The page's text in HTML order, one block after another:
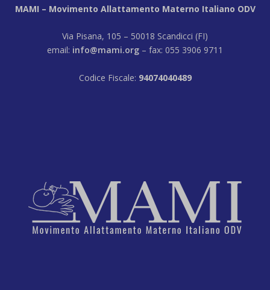
MAMI – Movimento Allattamento Materno Italiano ODV
Via Pisana, 105 – 50018 Scandicci (FI)
email: info@mami.org – fax: 055 3906 9711
Codice Fiscale: 94074040489